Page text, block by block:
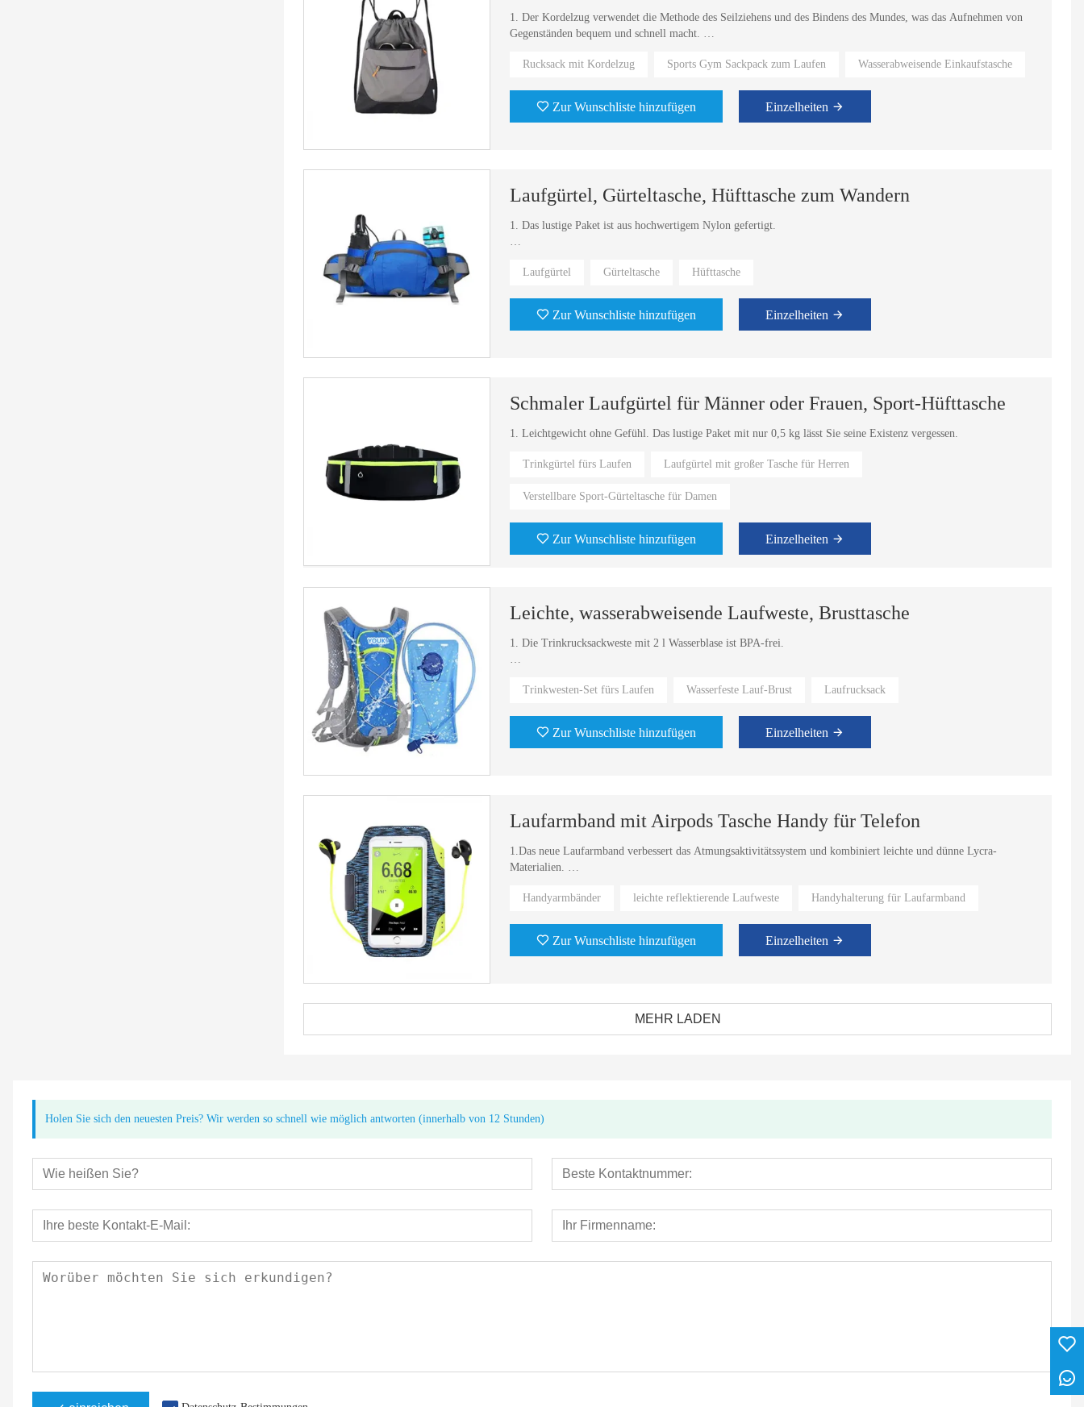
1. Der Kordelzug verwendet die Methode des Seilziehens und des Bindens des Mundes, was das Aufnehmen von
Gegenständen bequem und schnell macht.
2. Einfacher und leichter Rucksack. Erleichtert das Reisen. Nehmen Sie Sie mit, um die Welt zu sehen.
Rucksack mit Kordelzug Sports Gym Sackpack zum Laufen Wasserabweisende Einkaufstasche
Zur Wunschliste hinzufügen Einzelheiten
Laufgürtel, Gürteltasche, Hüfttasche zum Wandern
1. Das lustige Paket ist aus hochwertigem Nylon gefertigt.
Laufgürtel Gürteltasche Hüfttasche
Zur Wunschliste hinzufügen Einzelheiten
Schmaler Laufgürtel für Männer oder Frauen, Sport-Hüfttasche
1. Leichtgewicht ohne Gefühl. Das lustige Paket mit nur 0,5 kg lässt Sie seine Existenz vergessen.
Trinkgürtel fürs Laufen Laufgürtel mit großer Tasche für Herren
Verstellbare Sport-Gürteltasche für Damen
Zur Wunschliste hinzufügen Einzelheiten
Leichte, wasserabweisende Laufweste, Brusttasche
1. Die Trinkrucksackweste mit 2 l Wasserblase ist BPA-frei.
Trinkwesten-Set fürs Laufen Wasserfeste Lauf-Brust Laufrucksack
Zur Wunschliste hinzufügen Einzelheiten
Laufarmband mit Airpods Tasche Handy für Telefon
1.Das neue Laufarmband verbessert das Atmungsaktivitätssystem und kombiniert leichte und dünne Lycra-
Materialien.
2. Das Armband erleichtert Ihnen, das Belastungsgefühl während des Trainings zu verringern.
Handyarmbänder leichte reflektierende Laufweste Handyhalterung für Laufarmband
Zur Wunschliste hinzufügen Einzelheiten
MEHR LADEN
Holen Sie sich den neuesten Preis? Wir werden so schnell wie möglich antworten (innerhalb von 12 Stunden)